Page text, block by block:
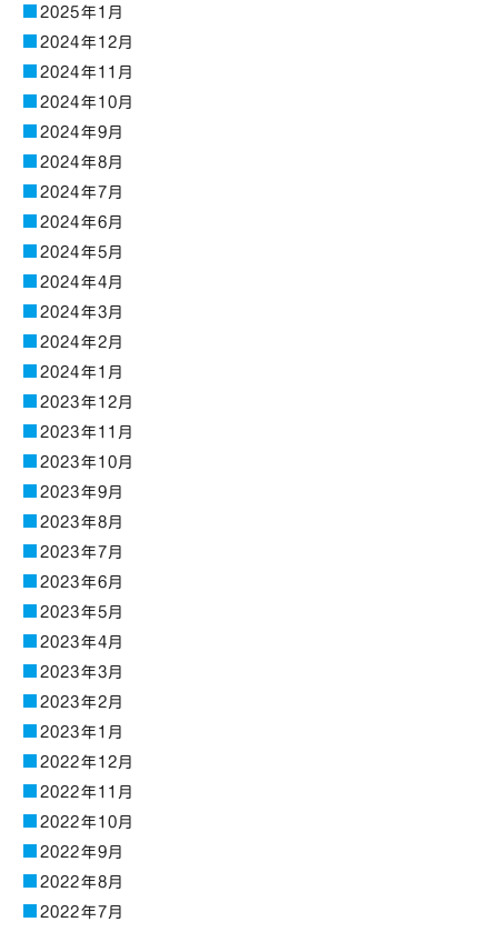
2025年1月
2024年12月
2024年11月
2024年10月
2024年9月
2024年8月
2024年7月
2024年6月
2024年5月
2024年4月
2024年3月
2024年2月
2024年1月
2023年12月
2023年11月
2023年10月
2023年9月
2023年8月
2023年7月
2023年6月
2023年5月
2023年4月
2023年3月
2023年2月
2023年1月
2022年12月
2022年11月
2022年10月
2022年9月
2022年8月
2022年7月